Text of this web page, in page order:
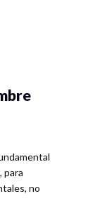
para
no